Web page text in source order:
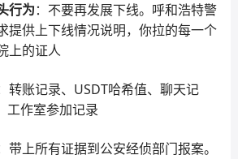
行为：不要再发展下线。呼和浩特警
提供上下线情况说明，你拉的每一个
上的证人
转账记录、USDT哈希值、聊天记
工作室参加记录
带上所有证据到公安经侦部门报案。